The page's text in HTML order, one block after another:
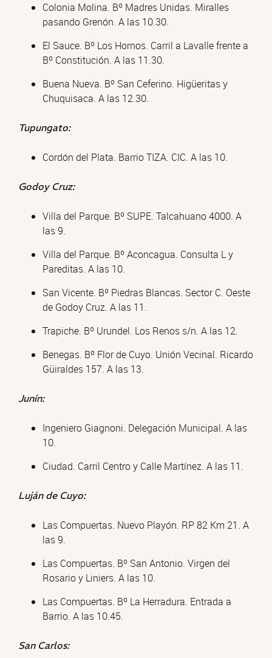
Colonia Molina. Bº Madres Unidas. Miralles
pasando Grenón. A las 10.30.
El Sauce. Bº Los Hornos. Carril a Lavalle frente a
Bº Constitución. A las 11.30.
Buena Nueva. Bº San Ceferino. Higüeritas y
Chuquisaca. A las 12.30.
Tupungato:
Cordón del Plata. Barrio TIZA. CIC. A las 10.
Godoy Cruz:
Villa del Parque. Bº SUPE. Talcahuano 4000. A
las 9.
Villa del Parque. Bº Aconcagua. Consulta L y
Pareditas. A las 10.
San Vicente. Bº Piedras Blancas. Sector C. Oeste
de Godoy Cruz. A las 11.
Trapiche. Bº Urundel. Los Renos s/n. A las 12.
Benegas. Bº Flor de Cuyo. Unión Vecinal. Ricardo
Güiraldes 157. A las 13.
Junín:
Ingeniero Giagnoni. Delegación Municipal. A las
10.
Ciudad. Carril Centro y Calle Martínez. A las 11.
Luján de Cuyo:
Las Compuertas. Nuevo Playón. RP 82 Km 21. A
las 9.
Las Compuertas. Bº San Antonio. Virgen del
Rosario y Liniers. A las 10.
Las Compuertas. Bº La Herradura. Entrada a
Barrio. A las 10.45.
San Carlos: